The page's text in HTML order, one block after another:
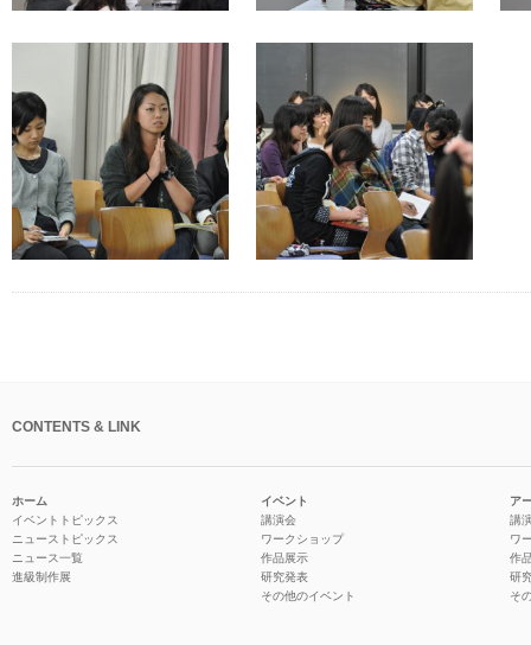
CONTENTS & LINK
ホーム
イベントトピックス
ニューストピックス
ニュース一覧
進級制作展
イベント
講演会
ワークショップ
作品展示
研究発表
その他のイベント
ア
講
ワ
作
研
そ